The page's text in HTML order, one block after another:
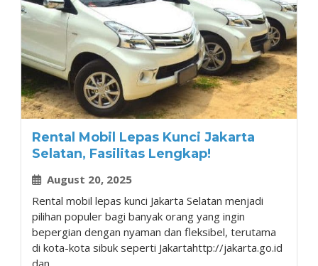
Rental Mobil Lepas Kunci Jakarta
Selatan, Fasilitas Lengkap!
August 20, 2025
Rental mobil lepas kunci Jakarta Selatan menjadi
pilihan populer bagi banyak orang yang ingin
bepergian dengan nyaman dan fleksibel, terutama
di kota-kota sibuk seperti Jakartahttp://jakarta.go.id
dan...